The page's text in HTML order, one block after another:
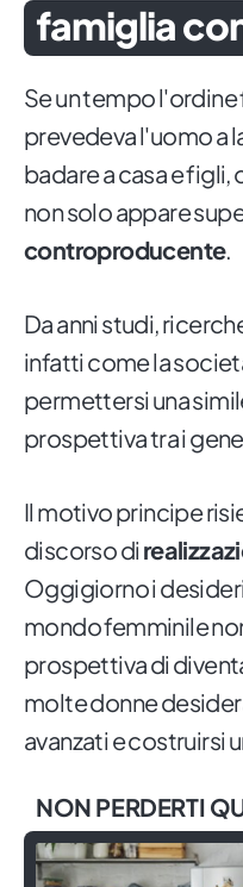
famiglia
Se un tempo
prevedeva l'uomo a
badare a casa e
non solo appare
controproducente.
Da anni studi,
infatti come la
permettersi una
prospettiva tra i
Il motivo principe
discorso di
Oggigiorno i
mondo femminile
prospettiva di
molte donne
avanzati e costruirsi
NON PERDERTI